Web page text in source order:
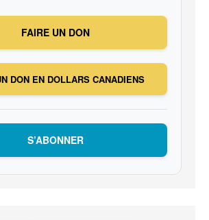
FAIRE UN DON
DON EN DOLLARS CANADIENS
S’ABONNER